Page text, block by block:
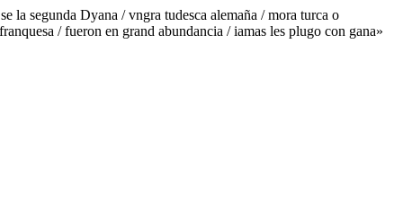
la segunda Dyana / vngra tudesca alemaña / mora turca o
/ fueron en grand abundancia / iamas les plugo con gana»